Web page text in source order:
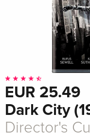
EUR 25.49
Dark City
Director's